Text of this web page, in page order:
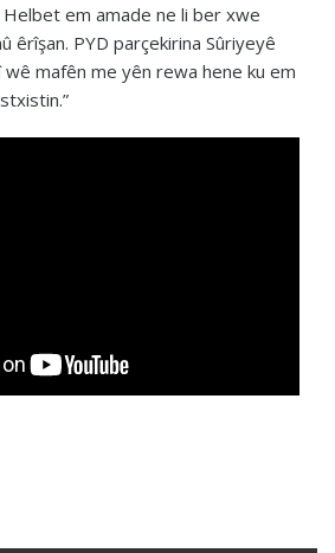
em amade ne li ber xwe
êrîşan. PYD parçekirina Sûriyeyê
mafên me yên rewa hene ku em